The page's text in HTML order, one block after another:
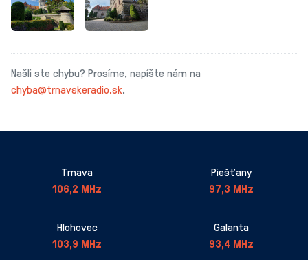
Našli ste chybu? Prosíme, napíšte nám na
chyba@trnavskeradio.sk.
Trnava
106,2 MHz
Piešťany
97,3 MHz
Hlohovec
103,9 MHz
Galanta
93,4 MHz